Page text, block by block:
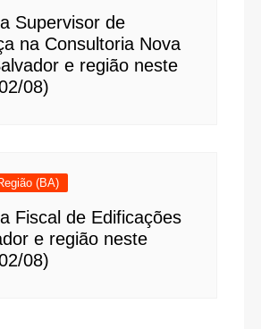
Supervisor de
na Consultoria Nova
e região neste
08)
(BA)
Fiscal de Edificações
e região neste
08)